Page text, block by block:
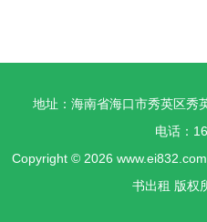
地址：海南省海口市秀英区秀
电话：
Copyright © 2026 www.ei832.com
书出租 版权